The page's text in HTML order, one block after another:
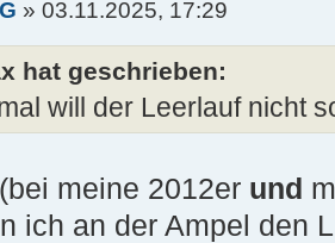
» 03.11.2025, 17:29
hat geschrieben:
will der Leerlauf nicht
meine 2012er und
ich an der Ampel den